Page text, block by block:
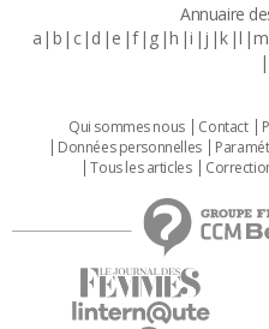
Annuaire
a b c d e f g h i j k l m
Qui sommes nous Contact
Données personnelles
Tous les articles